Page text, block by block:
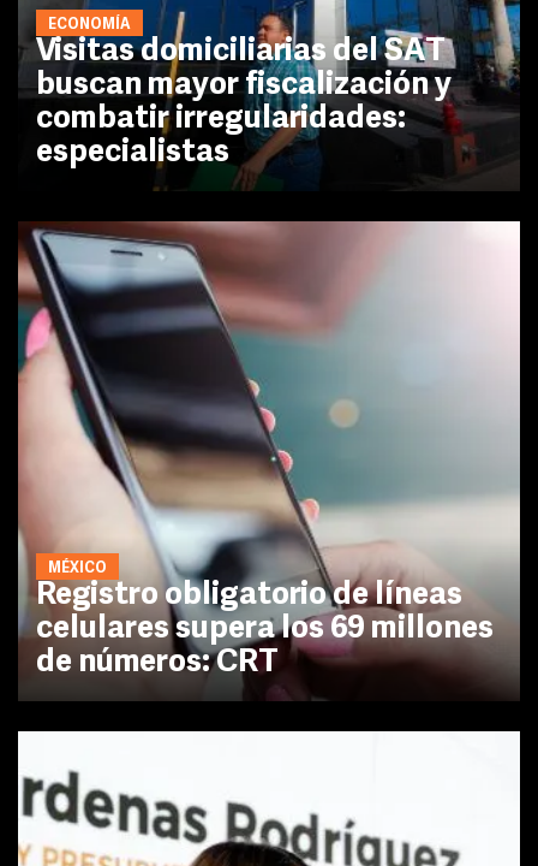
ECONOMÍA
Visitas domiciliarias del SAT
buscan mayor fiscalización y
combatir irregularidades:
especialistas
MÉXICO
Registro obligatorio de líneas
celulares supera los 69 millones
de números: CRT